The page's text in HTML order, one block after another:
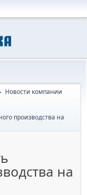
Новости компании
производства на
на